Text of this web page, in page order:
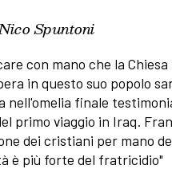
Spuntoni
con mano che la
in questo suo popolo
nell'omelia finale
primo viaggio in Iraq.
dei cristiani per mano
è più forte del fratricidio"